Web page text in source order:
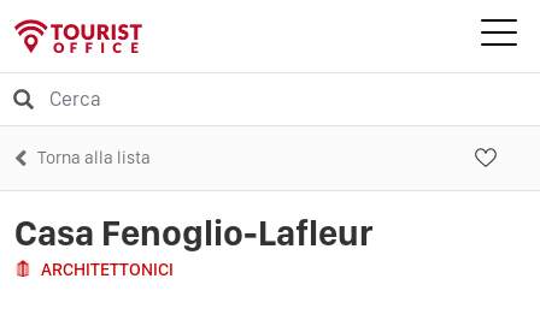
Torna alla lista
Casa Fenoglio-Lafleur
ARCHITETTONICI